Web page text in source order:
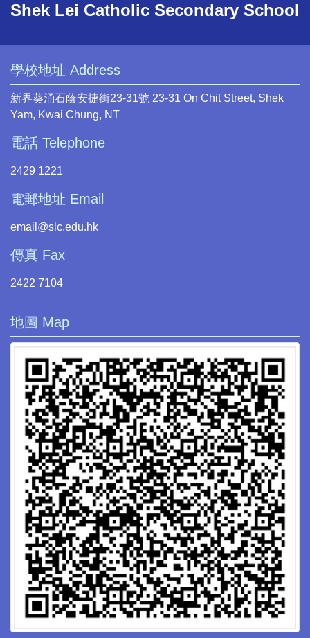
Shek Lei Catholic Secondary School
學校地址 Address
新界葵涌石蔭安捷街23-31號 23-31 On Chit Street, Shek
Yam, Kwai Chung, NT
電話 Telephone
2429 1221
電郵地址 Email
email@slc.edu.hk
傳真 Fax
2422 7104
地圖 Map